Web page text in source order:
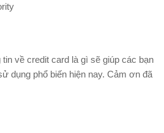
tin về credit card là gì sẽ giúp các bạn
dụng phổ biến hiện nay. Cảm ơn đã